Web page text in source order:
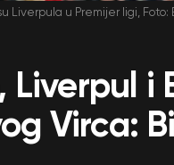
Liverpula u Premijer ligi,
Liverpul i
Virca: